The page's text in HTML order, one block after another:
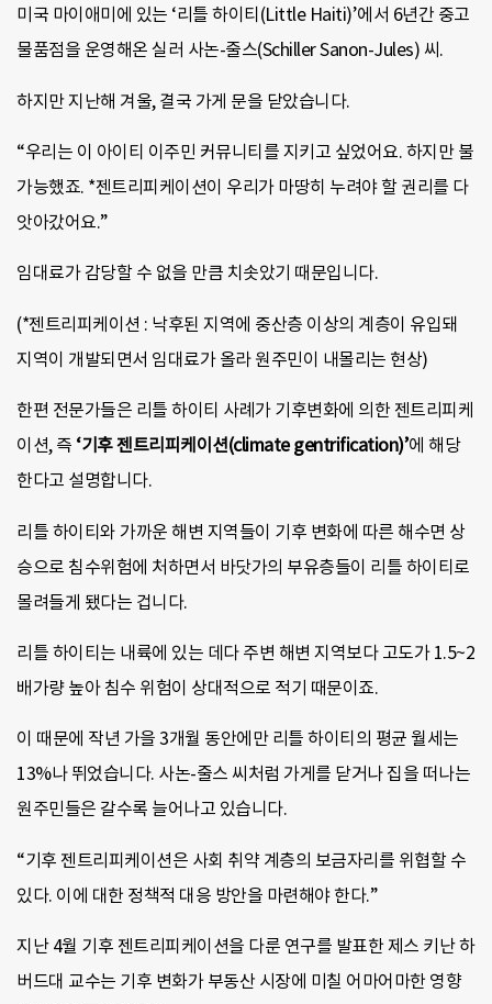
미국 마이애미에 있는 ‘리틀 하이티(Little Haiti)’에서 6년간 중고
물품점을 운영해온 실러 사논-줄스(Schiller Sanon-Jules) 씨.
하지만 지난해 겨울, 결국 가게 문을 닫았습니다.
“우리는 이 아이티 이주민 커뮤니티를 지키고 싶었어요. 하지만 불
가능했죠. *젠트리피케이션이 우리가 마땅히 누려야 할 권리를 다
앗아갔어요.”
임대료가 감당할 수 없을 만큼 치솟았기 때문입니다.
(*젠트리피케이션 : 낙후된 지역에 중산층 이상의 계층이 유입돼
지역이 개발되면서 임대료가 올라 원주민이 내몰리는 현상)
한편 전문가들은 리틀 하이티 사례가 기후변화에 의한 젠트리피케
이션, 즉 ‘기후 젠트리피케이션(climate gentrification)’에 해당
한다고 설명합니다.
리틀 하이티와 가까운 해변 지역들이 기후 변화에 따른 해수면 상
승으로 침수위험에 처하면서 바닷가의 부유층들이 리틀 하이티로
몰려들게 됐다는 겁니다.
리틀 하이티는 내륙에 있는 데다 주변 해변 지역보다 고도가 1.5~2
배가량 높아 침수 위험이 상대적으로 적기 때문이죠.
이 때문에 작년 가을 3개월 동안에만 리틀 하이티의 평균 월세는
13%나 뛰었습니다. 사논-줄스 씨처럼 가게를 닫거나 집을 떠나는
원주민들은 갈수록 늘어나고 있습니다.
“기후 젠트리피케이션은 사회 취약 계층의 보금자리를 위협할 수
있다. 이에 대한 정책적 대응 방안을 마련해야 한다.”
지난 4월 기후 젠트리피케이션을 다룬 연구를 발표한 제스 키난 하
버드대 교수는 기후 변화가 부동산 시장에 미칠 어마어마한 영향